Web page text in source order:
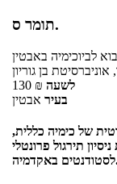
תומר ס.
לביוכימיה באבטין
בן גוריון
130 ₪ לשעה
בעיר אבטין
של כימיה כללית,
לכל הרמות 15 שנות ניסיון תירגול פרונטלי